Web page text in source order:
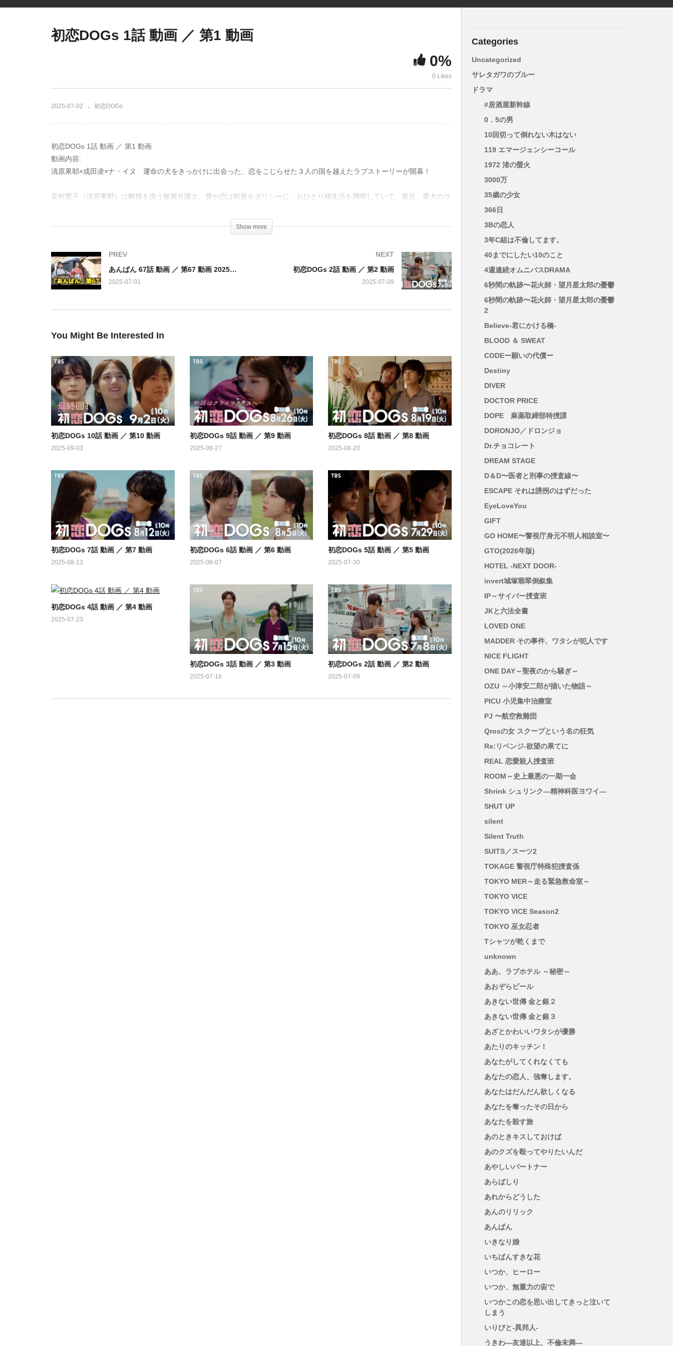
初恋DOGs 1話 動画 ／ 第1 動画
0%
0 Likes
2025-07-02 初恋DOGs
初恋DOGs 1話 動画 ／ 第1 動画
動画内容:
清原果耶×成田凌×ナ・イヌ 運命の犬をきっかけに出会った、恋をこじらせた３人の国を越えたラブストーリーが開幕！
花村愛子（清原果耶）は離婚を扱う敏腕弁護士。愛や恋は錯覚をポリシーに、おひとり様生活を満喫していて、最近、愛犬のサ
しまったようで、快は２匹を会わせようと散歩に誘うが、愛子は「恋愛なんて錯覚だ」と突き放す。そんな時、韓国財閥の御曹
司・ソハ（ナ・イヌ）が快の病院に近づいていた。彼の目的は…
出演：
清原果耶、成田凌、ナ・イヌ、萩原利久、宮澤エマ、なだぎ武、野呂佳代、永瀬莉子、NOA、円井わん、坂井真紀、深田恭子、
岸谷五朗
Show more
PREV
あんぱん 67話 動画 ／ 第67 動画 2025年7月1 250701
2025-07-01
NEXT
初恋DOGs 2話 動画 ／ 第2 動画
2025-07-09
You Might Be Interested In
初恋DOGs 10話 動画 ／ 第10 動画
2025-09-03
初恋DOGs 9話 動画 ／ 第9 動画
2025-08-27
初恋DOGs 8話 動画 ／ 第8 動画
2025-08-20
初恋DOGs 7話 動画 ／ 第7 動画
2025-08-13
初恋DOGs 6話 動画 ／ 第6 動画
2025-08-07
初恋DOGs 5話 動画 ／ 第5 動画
2025-07-30
初恋DOGs 4話 動画 ／ 第4 動画
2025-07-23
初恋DOGs 3話 動画 ／ 第3 動画
2025-07-16
初恋DOGs 2話 動画 ／ 第2 動画
2025-07-09
Categories
Uncategorized
サレタガワのブルー
ドラマ
#居酒屋新幹線
0．5の男
10回切って倒れない木はない
119 エマージェンシーコール
1972 渚の螢火
3000万
35歳の少女
366日
3Bの恋人
3年C組は不倫してます。
40までにしたい10のこと
4週連続オムニバスDRAMA
6秒間の軌跡〜花火師・望月星太郎の憂鬱
6秒間の軌跡〜花火師・望月星太郎の憂鬱
2
Believe-君にかける橋-
BLOOD ＆ SWEAT
CODEー願いの代償ー
Destiny
DIVER
DOCTOR PRICE
DOPE 麻薬取締部特捜課
DORONJO／ドロンジョ
Dr.チョコレート
DREAM STAGE
D＆D〜医者と刑事の捜査線〜
ESCAPE それは誘拐のはずだった
EyeLoveYou
GIFT
GO HOME〜警視庁身元不明人相談室〜
GTO(2026年版)
HOTEL -NEXT DOOR-
invert城塚翡翠倒叙集
IP～サイバー捜査班
JKと六法全書
LOVED ONE
MADDER その事件、ワタシが犯人です
NICE FLIGHT
ONE DAY～聖夜のから騒ぎ～
OZU ～小津安二郎が描いた物語～
PICU 小児集中治療室
PJ 〜航空救難団
Qrosの女 スクープという名の狂気
Re:リベンジ-欲望の果てに
REAL 恋愛殺人捜査班
ROOM～史上最悪の一期一会
Shrink シュリンク―精神科医ヨワイ―
SHUT UP
silent
Silent Truth
SUITS／スーツ2
TOKAGE 警視庁特殊犯捜査係
TOKYO MER～走る緊急救命室～
TOKYO VICE
TOKYO VICE Season2
TOKYO 巫女忍者
Tシャツが乾くまで
unknown
ああ、ラブホテル ～秘密～
あおぞらビール
あきない世傳 金と銀２
あきない世傳 金と銀３
あざとかわいいワタシが優勝
あたりのキッチン！
あなたがしてくれなくても
あなたの恋人、強奪します。
あなたはだんだん欲しくなる
あなたを奪ったその日から
あなたを殺す旅
あのときキスしておけば
あのクズを殴ってやりたいんだ
あやしいパートナー
あらばしり
あれからどうした
あんのリリック
あんぱん
いきなり婚
いちばんすきな花
いつか、ヒーロー
いつか、無重力の宙で
いつかこの恋を思い出してきっと泣いて
しまう
いりびと-異邦人-
うきわ―友達以上、不倫未満―